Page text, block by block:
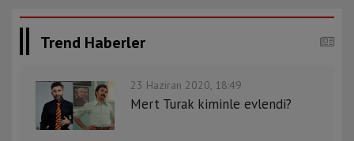
Trend Haberler
23 Haziran 2020, 18:49
Mert Turak kiminle evlendi?